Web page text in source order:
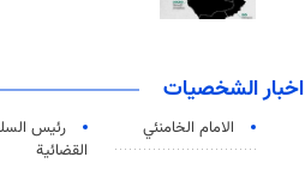
اخبار الشخصيات
الامام الخامنئي
رئیس
القضائیة